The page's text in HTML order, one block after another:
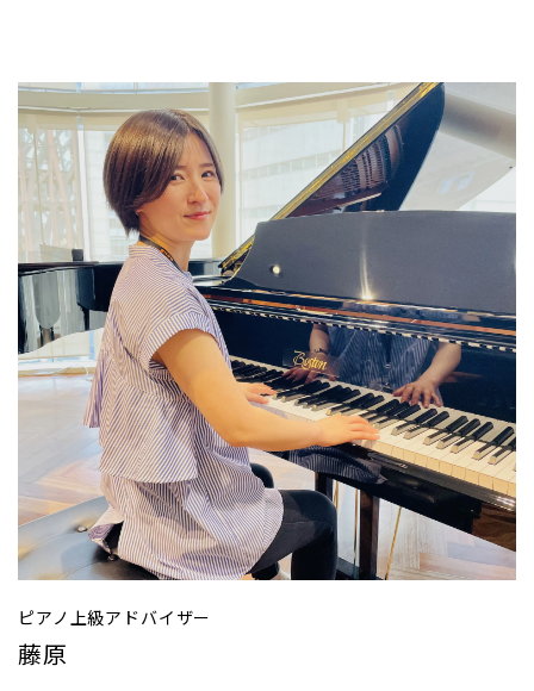
ピアノ上級アドバイザー
藤原